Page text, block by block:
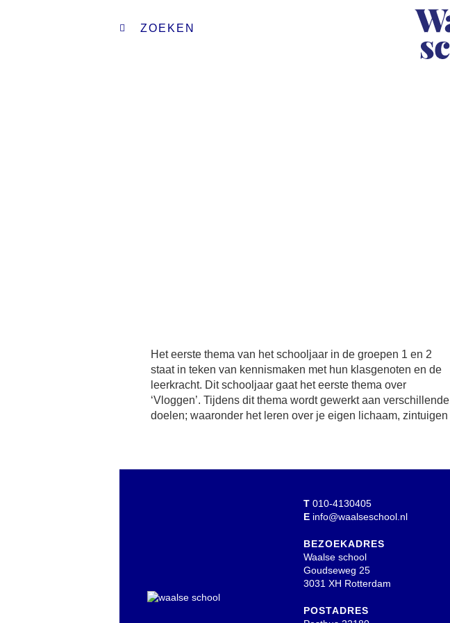
ZOEKEN
Het eerste thema van het schooljaar in de groepen 1 en 2
staat in teken van kennismaken met hun klasgenoten en de
leerkracht. Dit schooljaar gaat het eerste thema over
‘Vloggen’. Tijdens dit thema wordt gewerkt aan verschillende
doelen; waaronder het leren over je eigen lichaam, zintuigen
en gevoelens. De leerlingen maken zelfs een vlog in een
eigen studio in de klas! Ze werken hierbij onder andere aan
het vergroten van hun woordenschat (denk hierbij aan de
T 010-4130405
E info@waalseschool.nl
BEZOEKADRES
Waalse school
Goudseweg 25
3031 XH Rotterdam
POSTADRES